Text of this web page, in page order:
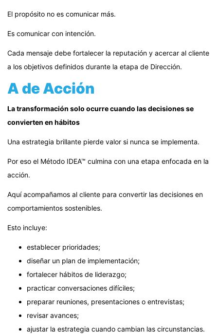
El propósito no es comunicar más.
Es comunicar con intención.
Cada mensaje debe fortalecer la reputación y acercar al cliente
a los objetivos definidos durante la etapa de Dirección.
A de Acción
La transformación solo ocurre cuando las decisiones se
convierten en hábitos
Una estrategia brillante pierde valor si nunca se implementa.
Por eso el Método IDEA™ culmina con una etapa enfocada en la
acción.
Aquí acompañamos al cliente para convertir las decisiones en
comportamientos sostenibles.
Esto incluye:
establecer prioridades;
diseñar un plan de implementación;
fortalecer hábitos de liderazgo;
practicar conversaciones difíciles;
preparar reuniones, presentaciones o entrevistas;
revisar avances;
ajustar la estrategia cuando cambian las circunstancias.